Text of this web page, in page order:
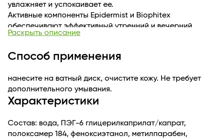
увлажняет и успокаивает ее.
Активные компоненты Epidermist и Biophitex
обеспечивают эффективный утренний и вечерний
уход, сочетая несколько действий:
- сокращение покраснений
- возвращение коже яркости и мягкости.
Не содержит масел. Подходит даже для
чувствительной кожи
заметны.
Максимальный результат достигается при
Раскрыть описание
Способ применения
нанесите на ватный диск, очистите кожу. Не требует
дополнительного умывания.
Характеристики
Состав: вода, ПЭГ-6 глицерилкаприлат/капрат,
полоксамер 184, феноксиэтанол, метилпарабен,